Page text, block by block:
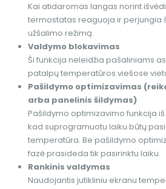
Kai atidaromas langas norint
termostatas reaguoja ir perjungia
užšalimo režimą.
Valdymo blokavimas
Ši funkcija neleidžia pašaliniams
patalpų temperatūros viešose
Pašildymo optimizavimas
arba panelinis šildymas)
Pašildymo optimizavimo funkcija
kad suprogramuotu laiku būtų
temperatūra. Be pašildymo
fazė prasideda tik pasirinktu laiku.
Rankinis valdymas
Naudojantis jutikliniu ekranu